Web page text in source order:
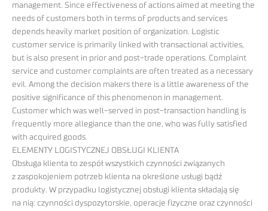
management. Since effectiveness of actions aimed at meeting the
needs of customers both in terms of products and services
depends heavily market position of organization. Logistic
customer service is primarily linked with transactional activities,
but is also present in prior and post-trade operations. Complaint
service and customer complaints are often treated as a necessary
evil. Among the decision makers there is a little awareness of the
positive significance of this phenomenon in management.
Customer which was well-served in post-transaction handling is
frequently more allegiance than the one, who was fully satisfied
with acquired goods.
ELEMENTY LOGISTYCZNEJ OBSŁUGI KLIENTA
Obsługa klienta to zespół wszystkich czynności związanych
z zaspokojeniem potrzeb klienta na określone usługi bądź
produkty. W przypadku logistycznej obsługi klienta składają się
na nią: czynności dyspozytorskie, operacje fizyczne oraz czynności